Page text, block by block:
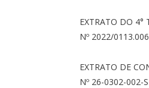
EXTRATO DO 4°
Nº 2022/
EXTRATO DE
Nº 26-0302-002-